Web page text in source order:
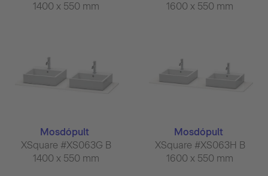
1400 x 550 mm
1600 x 550 mm
Mosdópult
XSquare #XS063G B
1400 x 550 mm
Mosdópult
XSquare #XS063H B
1600 x 550 mm